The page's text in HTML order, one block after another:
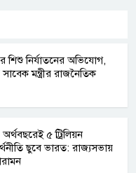
শিশু নির্যাতনের অভিযোগ,
সাবেক মন্ত্রীর রাজনৈতিক
৫ ট্রিলিয়ন
ছুবে ভারত: রাজ্যসভায়